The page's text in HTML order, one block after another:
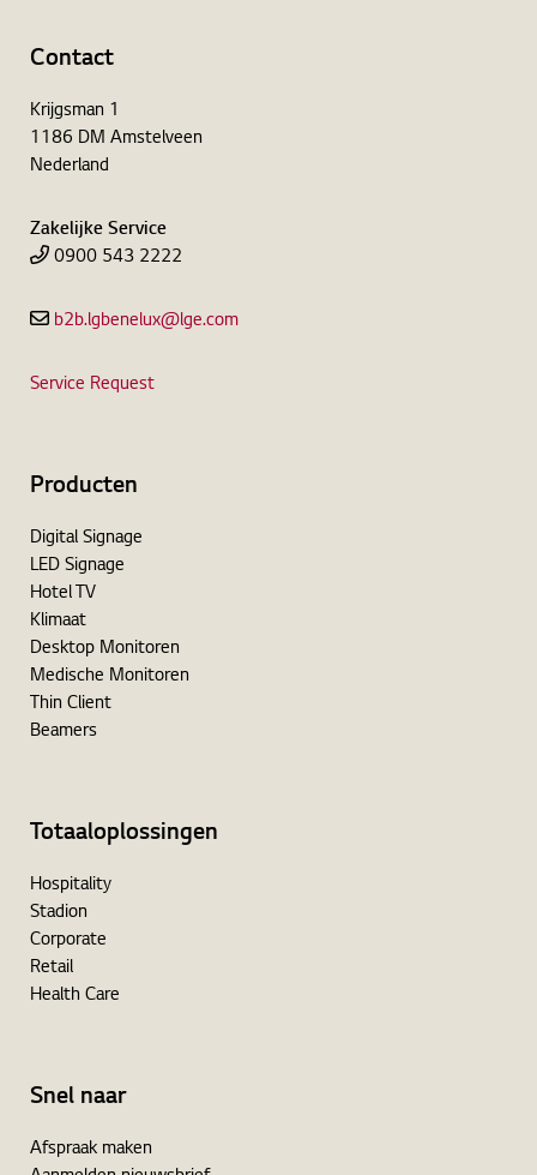
Contact
Krijgsman 1
1186 DM Amstelveen
Nederland
Zakelijke Service
0900 543 2222
b2b.lgbenelux@lge.com
Service Request
Producten
Digital Signage
LED Signage
Hotel TV
Klimaat
Desktop Monitoren
Medische Monitoren
Thin Client
Beamers
Totaaloplossingen
Hospitality
Stadion
Corporate
Retail
Health Care
Snel naar
Afspraak maken